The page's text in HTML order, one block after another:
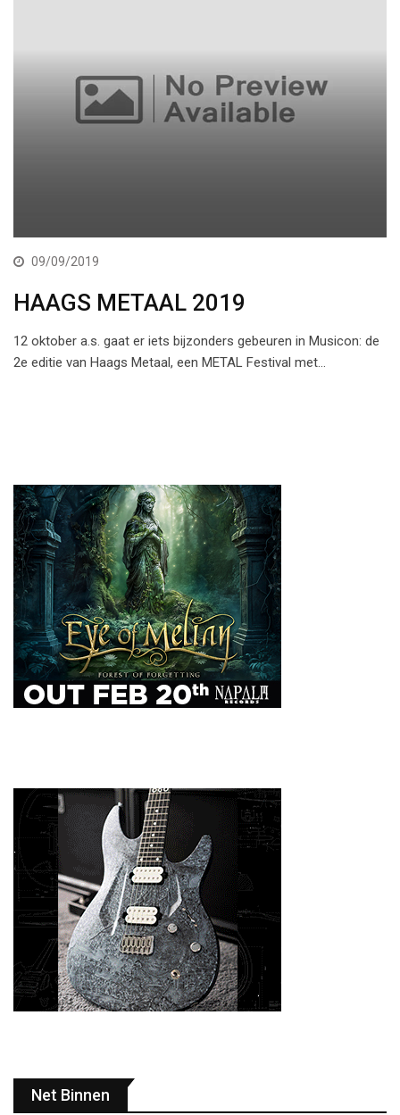
09/09/2019
HAAGS METAAL 2019
12 oktober a.s. gaat er iets bijzonders gebeuren in Musicon: de
2e editie van Haags Metaal, een METAL Festival met…
Net Binnen